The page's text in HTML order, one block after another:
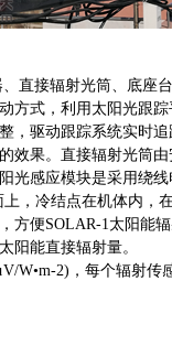
直接辐射光筒、底座
方式，利用太阳光跟
，驱动跟踪系统实时
效果。直接辐射光筒
光感应模块是采用绕
，冷结点在机体内，
方便SOLAR-1太阳能
阳能直接辐射量。
W•m-2)，每个辐射传